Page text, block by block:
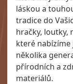
láskou a
tradice do
hračky, loutky,
které
několika
přírodních a
materiálů.